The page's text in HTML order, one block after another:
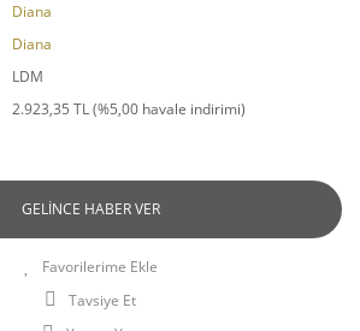
Diana
Diana
LDM
2.923,35 TL (%5,00 havale indirimi)
GELİNCE HABER VER
Tavsiye Et